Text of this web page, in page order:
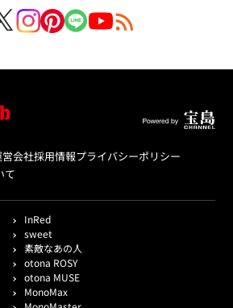
営会社採用情報プライバシーポリシー
て
InRed
sweet
素敵なあの人
otona ROSY
otona MUSE
MonoMax